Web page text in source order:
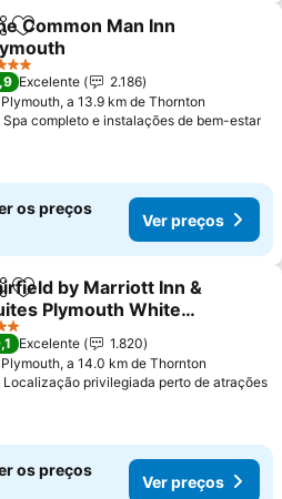
Adicionar aos favoritos
Common Man Inn
Excelente
2.186
Plymouth, a 13.9 km de Thornton
Spa completo e instalações de bem-estar
os preços
Ver preços
Adicionar aos favoritos
by Marriott Inn &
Plymouth White
Excelente
1.820
Plymouth, a 14.0 km de Thornton
Localização privilegiada perto de atrações
os preços
Ver preços